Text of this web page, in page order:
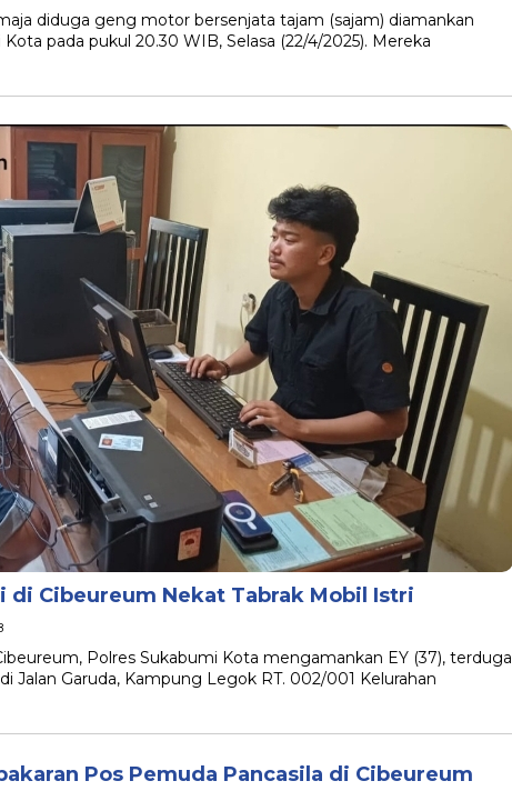
diduga geng motor bersenjata tajam (sajam) diamankan
pada pukul 20.30 WIB, Selasa (22/4/2025). Mereka
di Cibeureum Nekat Tabrak Mobil Istri
Polres Sukabumi Kota mengamankan EY (37), terduga
Jalan Garuda, Kampung Legok RT. 002/001 Kelurahan
Pos Pemuda Pancasila di Cibeureum